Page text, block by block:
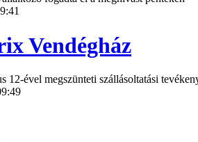
Vendégház
12-ével megszünteti szállásoltatási